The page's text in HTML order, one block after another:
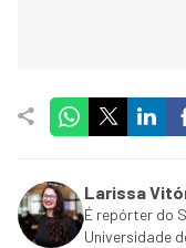
Larissa
É repórter do
Universidade